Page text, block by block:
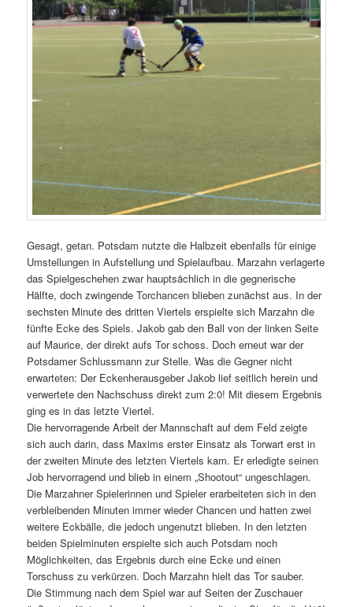
Gesagt, getan. Potsdam nutzte die Halbzeit ebenfalls für einige
Umstellungen in Aufstellung und Spielaufbau. Marzahn verlagerte
das Spielgeschehen zwar hauptsächlich in die gegnerische
Hälfte, doch zwingende Torchancen blieben zunächst aus. In der
sechsten Minute des dritten Viertels erspielte sich Marzahn die
fünfte Ecke des Spiels. Jakob gab den Ball von der linken Seite
auf Maurice, der direkt aufs Tor schoss. Doch erneut war der
Potsdamer Schlussmann zur Stelle. Was die Gegner nicht
erwarteten: Der Eckenherausgeber Jakob lief seitlich herein und
verwertete den Nachschuss direkt zum 2:0! Mit diesem Ergebnis
ging es in das letzte Viertel.
Die hervorragende Arbeit der Mannschaft auf dem Feld zeigte
sich auch darin, dass Maxims erster Einsatz als Torwart erst in
der zweiten Minute des letzten Viertels kam. Er erledigte seinen
Job hervorragend und blieb in einem „Shootout“ ungeschlagen.
Die Marzahner Spielerinnen und Spieler erarbeiteten sich in den
verbleibenden Minuten immer wieder Chancen und hatten zwei
weitere Eckbälle, die jedoch ungenutzt blieben. In den letzten
beiden Spielminuten erspielte sich auch Potsdam noch
Möglichkeiten, das Ergebnis durch eine Ecke und einen
Torschuss zu verkürzen. Doch Marzahn hielt das Tor sauber.
Die Stimmung nach dem Spiel war auf Seiten der Zuschauer